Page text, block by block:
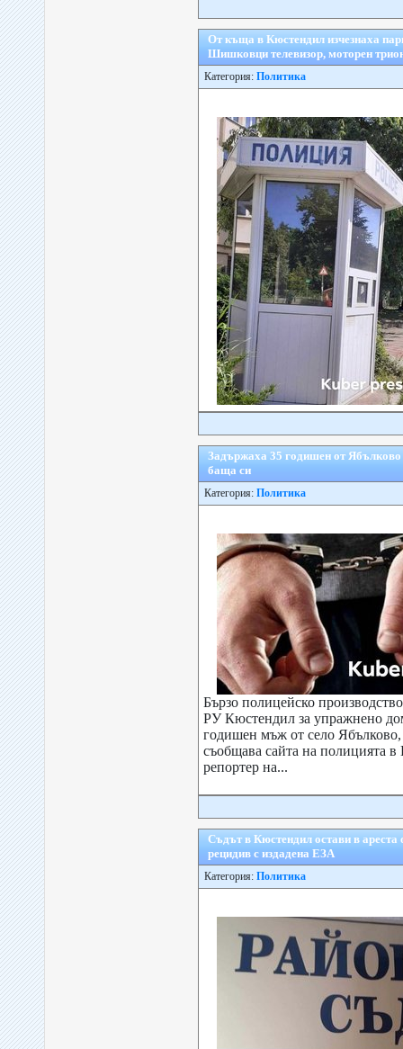
От къща в Кюстендил изчезнаха
Шишковци телевизор, моторен
Категория: Политика
Задържаха 35 годишен от Ябълково
баща си
Категория: Политика
Бързо полицейско
РУ Кюстендил за упражнено
годишен мъж от село
съобщава сайта на полицията
репортер на...
Съдът в Кюстендил остави в ареста
рецидив с издадена ЕЗА
Категория: Политика